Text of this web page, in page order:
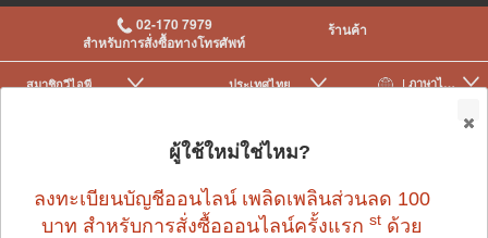
02-170 7979
สำหรับการสั่งซื้อทางโทรศัพท์
ร้านค้า
| ภาษาไทย
ประเทศไทย
สมาชิกวีไอพี
|
สุนัข > เสื้อผ้าและอุปกรณ์สำหรับสุนัข> เสื้อผ้าและรองเท้า
ผู้ใช้ใหม่ใช่ไหม?
ลงทะเบียนบัญชีออนไลน์ เพลิดเพลินส่วนลด 100
บาท สำหรับการสั่งซื้อออนไลน์ครั้งแรกst ด้วย